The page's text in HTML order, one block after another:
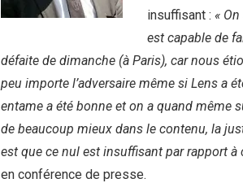
insuffisant : «
est capable de
défaite de dimanche (à Paris), car nous
peu importe l’adversaire même si Lens a
entame a été bonne et on a quand même
de beaucoup mieux dans le contenu, la
est que ce nul est insuffisant par rapport
en conférence de presse.